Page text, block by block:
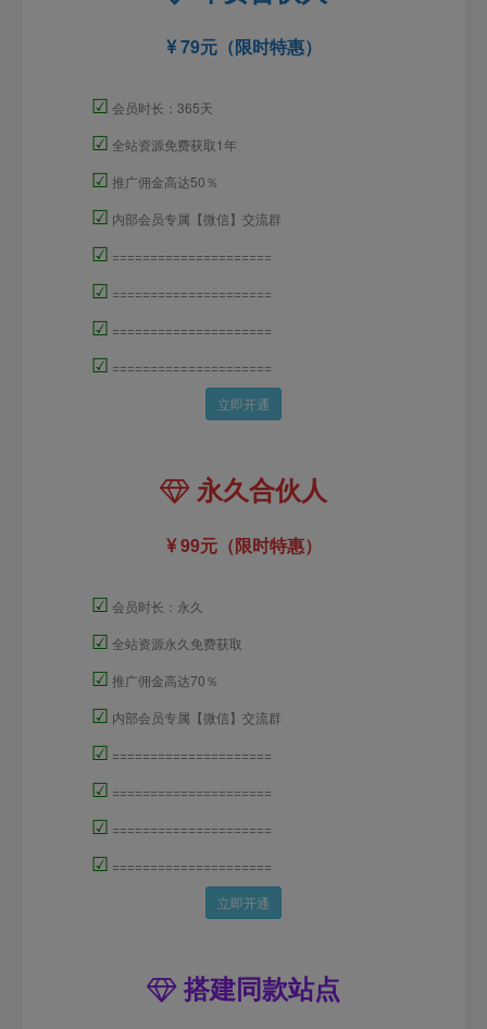
79元（限时特惠）
☑ 会员时长：365天
☑ 全站资源免费获取1年
☑ 推广佣金高达50％
☑ 内部会员专属【微信】交流群
☑ =====================
☑ =====================
☑ =====================
☑ =====================
立即开通
永久合伙人
99元（限时特惠）
☑ 会员时长：永久
☑ 全站资源永久免费获取
☑ 推广佣金高达70％
☑ 内部会员专属【微信】交流群
☑ =====================
☑ =====================
☑ =====================
☑ =====================
立即开通
搭建同款站点